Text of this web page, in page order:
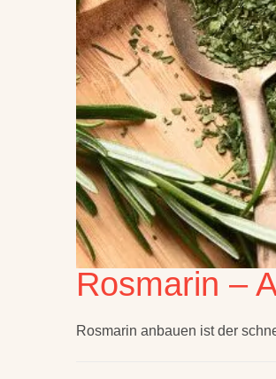
Rosmarin –
Rosmarin anbauen ist der